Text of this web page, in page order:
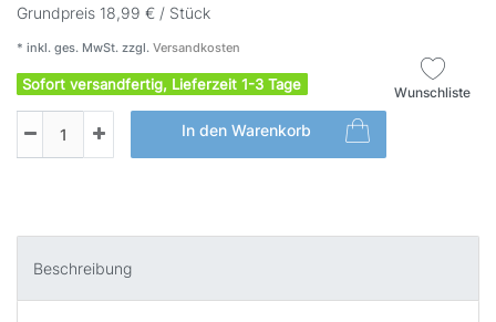
Grundpreis 18,99 € / Stück
* inkl. ges. MwSt. zzgl. Versandkosten
Sofort versandfertig, Lieferzeit 1-3 Tage
In den Warenkorb
Wunschliste
Beschreibung